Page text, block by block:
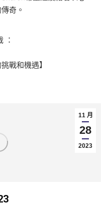
奇。
：
戰和機遇】
11 月
28
2023